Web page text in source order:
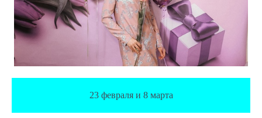
23 февраля и 8 марта